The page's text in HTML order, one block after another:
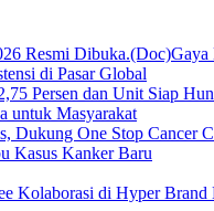
Gaya
di Pasar Global
untuk Masyarakat
Kasus Kanker Baru
Kolaborasi di Hyper Brand